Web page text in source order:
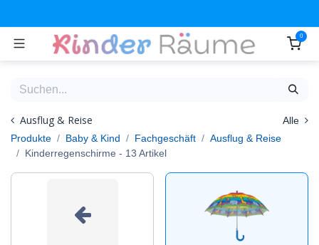
0
Ausflug & Reise
Alle
Produkte
Baby & Kind Fachgeschäft
Ausflug & Reise
Kinderregenschirme - 13 Artikel